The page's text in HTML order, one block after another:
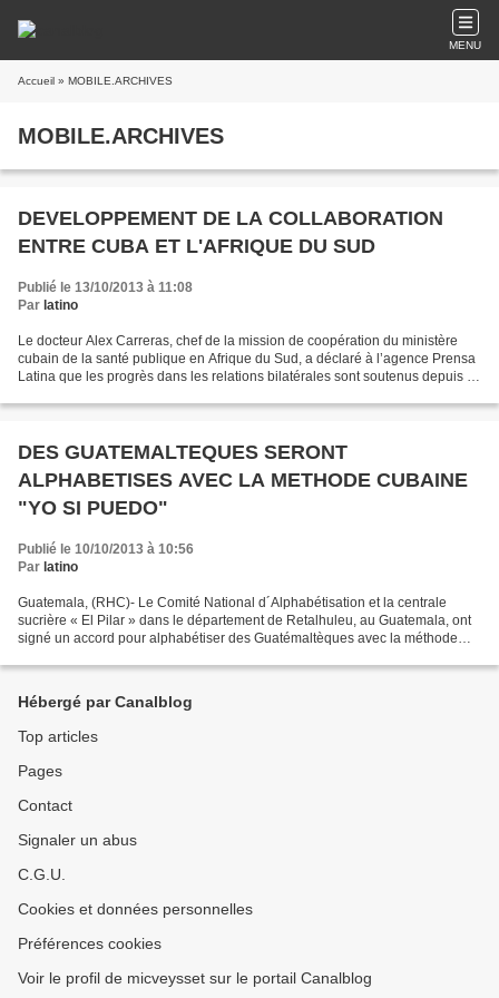
MENU
Accueil » MOBILE.ARCHIVES
MOBILE.ARCHIVES
DEVELOPPEMENT DE LA COLLABORATION
ENTRE CUBA ET L'AFRIQUE DU SUD
Publié le 13/10/2013 à 11:08
Par latino
Le docteur Alex Carreras, chef de la mission de coopération du ministère
cubain de la santé publique en Afrique du Sud, a déclaré à l’agence Prensa
Latina que les progrès dans les relations bilatérales sont soutenus depuis la
DES GUATEMALTEQUES SERONT
ALPHABETISES AVEC LA METHODE CUBAINE
"YO SI PUEDO"
Publié le 10/10/2013 à 10:56
Par latino
Guatemala, (RHC)- Le Comité National d´Alphabétisation et la centrale
sucrière « El Pilar » dans le département de Retalhuleu, au Guatemala, ont
signé un accord pour alphabétiser des Guatémaltèques avec la méthode
Hébergé par Canalblog
Top articles
Pages
Contact
Signaler un abus
C.G.U.
Cookies et données personnelles
Préférences cookies
Voir le profil de micveysset sur le portail Canalblog